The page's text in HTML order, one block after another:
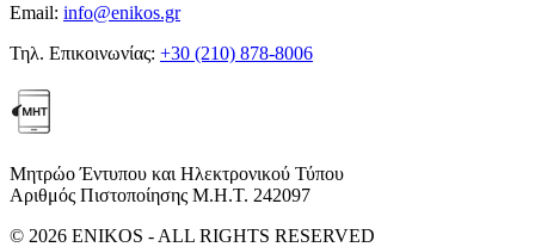
Email: info@enikos.gr
Τηλ. Επικοινωνίας: +30 (210) 878-8006
Μητρώο Έντυπου και Ηλεκτρονικού Τύπου
Αριθμός Πιστοποίησης Μ.Η.Τ. 242097
© 2026 ENIKOS - ALL RIGHTS RESERVED